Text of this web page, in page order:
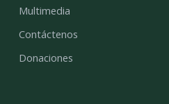
Multimedia
Contáctenos
Donaciones